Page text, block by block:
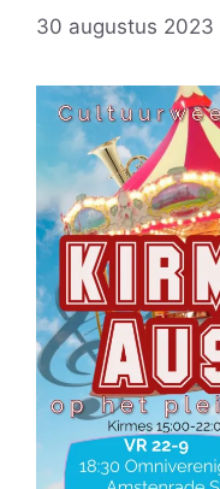
30 augustus 2023